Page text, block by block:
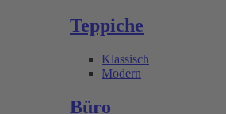
Teppiche
Klassisch
Modern
Büro